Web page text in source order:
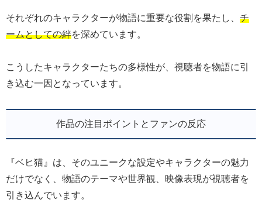
それぞれのキャラクターが物語に重要な役割を果たし、 チ
ームとしての絆を深めています。
こうしたキャラクターたちの多様性が、視聴者を物語に引
き込む一因となっています。
作品の注目ポイントとファンの反応
『ベヒ猫』は、そのユニークな設定やキャラクターの魅力
だけでなく、物語のテーマや世界観、映像表現が視聴者を
引き込んでいます。